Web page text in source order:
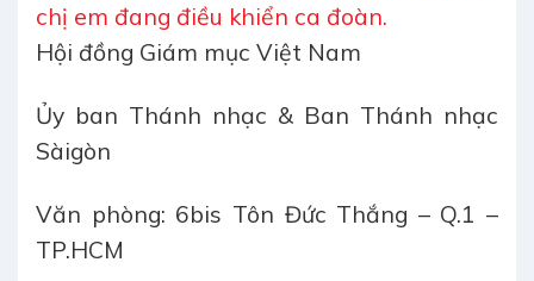
chị em đang điều khiển ca đoàn.
Hội đồng Giám mục Việt Nam
Ủy ban Thánh nhạc & Ban Thánh nhạc
Sàigòn
Văn phòng: 6bis Tôn Đức Thắng – Q.1 –
TP.HCM